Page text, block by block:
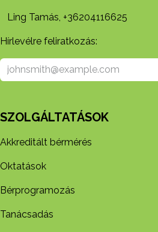
Ling Tamás, +36204116625
Hírlevélre feliratkozás:
SZOLGÁLTATÁSOK
Akkreditált bérmérés
Oktatások
Bérprogramozás
Tanácsadás